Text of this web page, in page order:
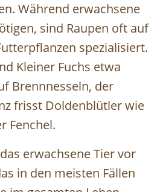
Während erwachsene
sind Raupen oft auf
spezialisiert.
Kleiner Fuchs etwa
Brennnesseln, der
frisst Doldenblütler wie
Fenchel.
erwachsene Tier vor
in den meisten Fällen